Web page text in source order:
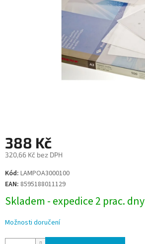
388 Kč
320,66 Kč bez DPH
Měrná
cena:
Kód: LAMPOA3000100
EAN: 8595188011129
Skladem - expedice 2 prac. dny
Možnosti doručení